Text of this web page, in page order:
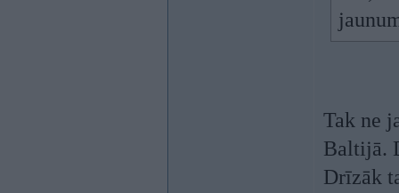
Tak ne
Baltijā.
Drīzāk